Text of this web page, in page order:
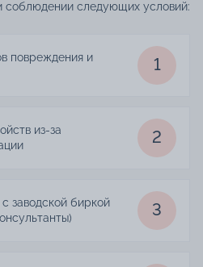
соблюдении следующих условий:
повреждения и
1
из-за
2
заводской биркой
3